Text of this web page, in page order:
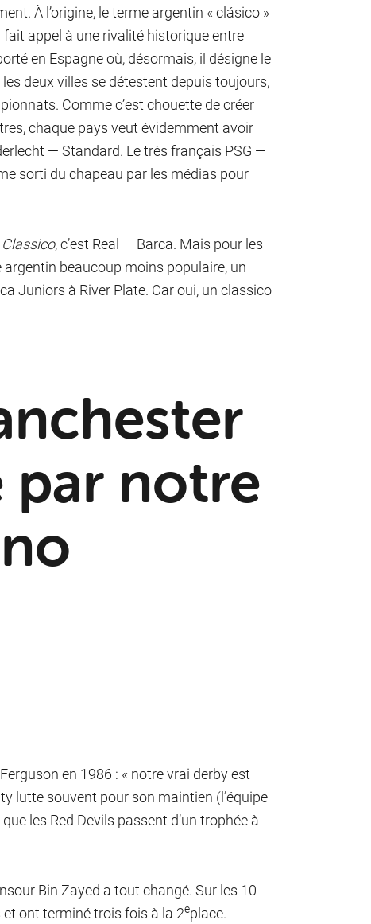
À l’origine, le terme argentin « clásico »
appel à une rivalité historique entre
en Espagne où, désormais, il désigne le
deux villes se détestent depuis toujours,
Comme c’est chouette de créer
chaque pays veut évidemment avoir
— Standard. Le très français PSG —
sorti du chapeau par les médias pour
Classico, c’est Real — Barca. Mais pour les
beaucoup moins populaire, un
Juniors à River Plate. Car oui, un classico
par notre
en 1986 : « notre vrai derby est
lutte souvent pour son maintien (l’équipe
les Red Devils passent d’un trophée à
Bin Zayed a tout changé. Sur les 10
ont terminé trois fois à la 2eplace.